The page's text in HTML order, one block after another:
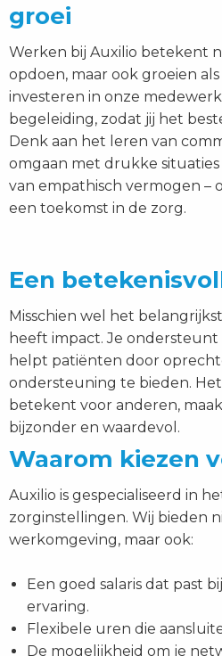
groei
Werken bij Auxilio betekent
opdoen, maar ook groeien
investeren in onze
begeleiding, zodat jij het
Denk aan het leren van
omgaan met drukke
van empathisch vermogen –
een toekomst in de zorg.
Een
Misschien wel het
heeft impact. Je ondersteunt
helpt patiënten door
ondersteuning te bieden.
betekent voor anderen,
bijzonder en waardevol.
Waarom kiezen
Auxilio is gespecialiseerd in
zorginstellingen. Wij bieden
werkomgeving, maar ook:
Een goed salaris dat past
ervaring.
Flexibele uren die
De mogelijkheid om je